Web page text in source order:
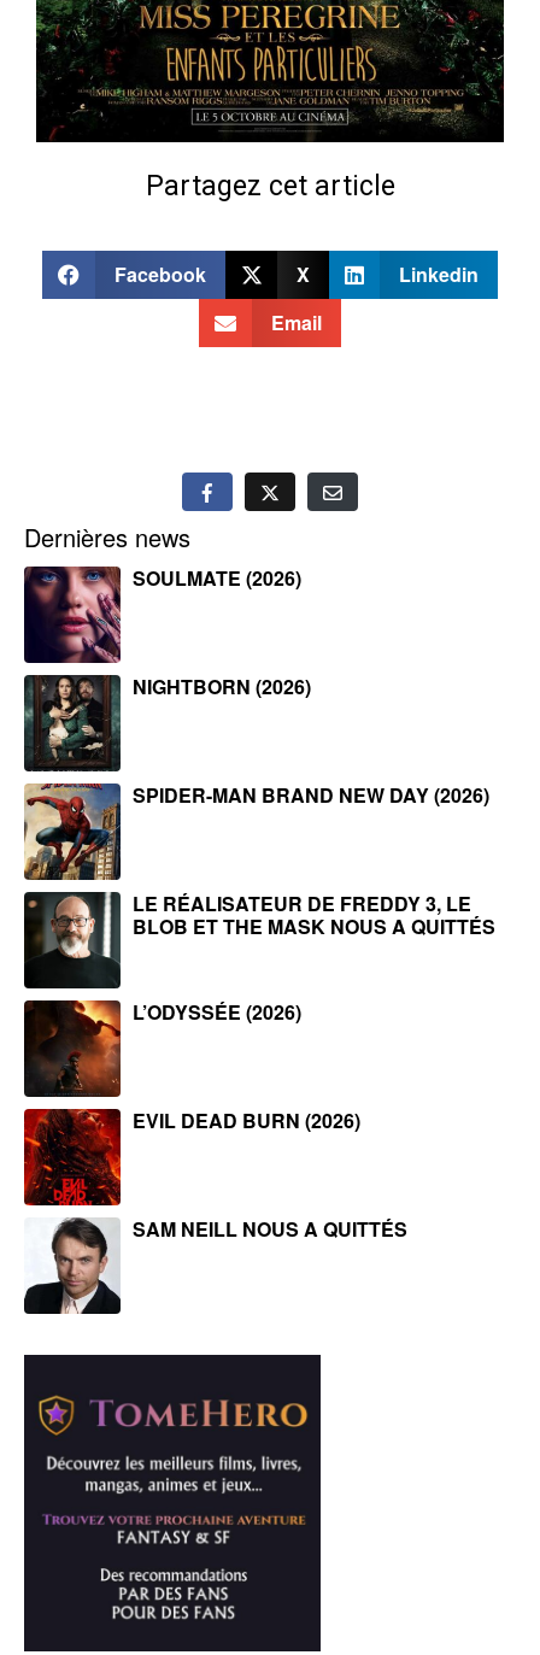
Partagez cet article
Facebook X
Linkedin
Email
Dernières news
SOULMATE (2026)
NIGHTBORN (2026)
SPIDER-MAN BRAND NEW DAY (2026)
LE RÉALISATEUR DE FREDDY 3, LE
BLOB ET THE MASK NOUS A QUITTÉS
L’ODYSSÉE (2026)
EVIL DEAD BURN (2026)
SAM NEILL NOUS A QUITTÉS